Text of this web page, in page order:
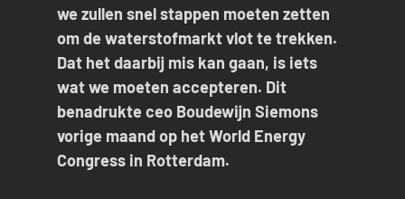
we zullen snel stappen moeten zetten
om de waterstofmarkt vlot te trekken.
Dat het daarbij mis kan gaan, is iets
wat we moeten accepteren. Dit
benadrukte ceo Boudewijn Siemons
vorige maand op het World Energy
Congress in Rotterdam.